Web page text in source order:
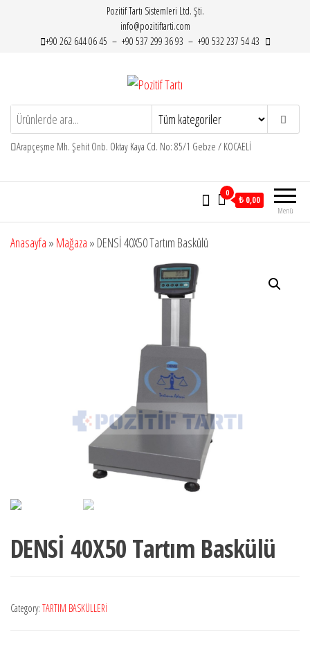
Pozitif Tartı Sistemleri Ltd. Şti.
info@pozitiftarti.com
+90 262 644 06 45 – +90 537 299 36 93 – +90 532 237 54 43
Pozitif Tartı Tartımın adresi…
Arapçeşme Mh. Şehit Onb. Oktay Kaya Cd. No: 85/1 Gebze / KOCAELİ
Menü
0
₺ 0,00
Anasayfa » Mağaza » DENSİ 40X50 Tartım Baskülü
DENSİ 40X50 Tartım Baskülü
Category: TARTIM BASKÜLLERİ